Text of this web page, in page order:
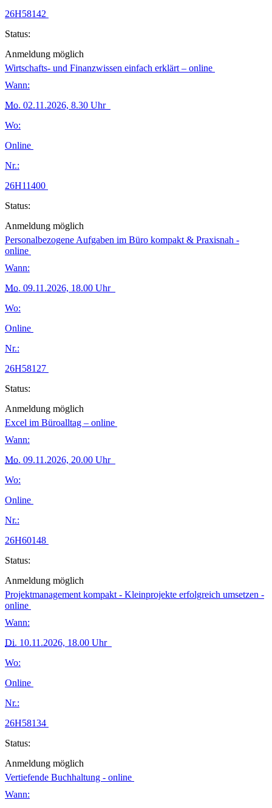
26H58142
Status:
Anmeldung möglich
Wirtschafts- und Finanzwissen einfach erklärt – online
Wann:
Mo. 02.11.2026, 8.30 Uhr
Wo:
Online
Nr.:
26H11400
Status:
Anmeldung möglich
Personalbezogene Aufgaben im Büro kompakt & Praxisnah -
online
Wann:
Mo. 09.11.2026, 18.00 Uhr
Wo:
Online
Nr.:
26H58127
Status:
Anmeldung möglich
Excel im Büroalltag – online
Wann:
Mo. 09.11.2026, 20.00 Uhr
Wo:
Online
Nr.:
26H60148
Status:
Anmeldung möglich
Projektmanagement kompakt - Kleinprojekte erfolgreich umsetzen -
online
Wann:
Di. 10.11.2026, 18.00 Uhr
Wo:
Online
Nr.:
26H58134
Status:
Anmeldung möglich
Vertiefende Buchhaltung - online
Wann: